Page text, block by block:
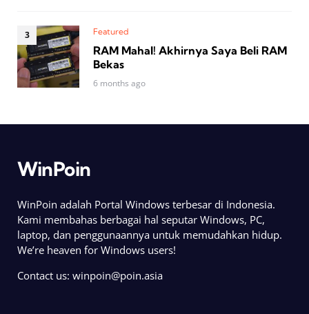
Featured
RAM Mahal! Akhirnya Saya Beli RAM
Bekas
6 months ago
WinPoin
WinPoin adalah Portal Windows terbesar di Indonesia.
Kami membahas berbagai hal seputar Windows, PC,
laptop, dan penggunaannya untuk memudahkan hidup.
We’re heaven for Windows users!
Contact us: winpoin@poin.asia